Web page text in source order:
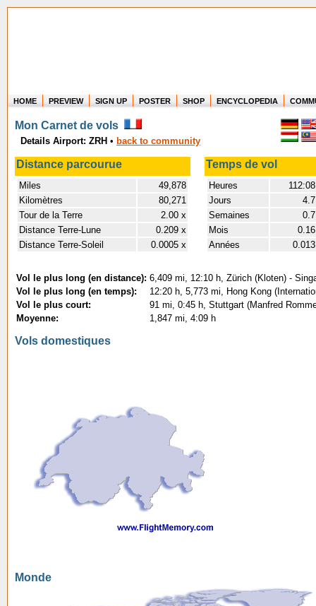
Where in the world have you flown?
How long have you been in the air?
Create your own FlightMemory and see!
HOME PREVIEW SIGN UP POSTER SHOP ENCYCLOPEDIA
Mon Carnet de vols
Details Airport: ZRH • back to community
Distance parcourue Temps de vol
Miles
49,878
Kilomètres
80,271
Tour de la Terre
2.00 x
Distance Terre-Lune
0.209 x
Distance Terre-Soleil
0.0005 x
Heures
112:08
Jours
4.7
Semaines
0.7
Mois
0.16
Années
0.013
Vol le plus long (en distance): 6,409 mi, 12:10 h, Zürich (Kloten) -
Vol le plus long (en temps):
12:20 h, 5,773 mi, Hong Kong
Vol le plus court:
91 mi, 0:45 h, Stuttgart (Manfred
Moyenne:
1,847 mi, 4:09 h
Vols domestiques
Monde